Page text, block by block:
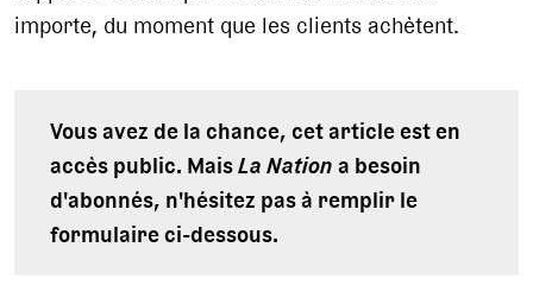
importe, du moment que les clients achètent.
Vous avez de la chance, cet article est en
accès public. MaisLa Nationa besoin
d'abonnés, n'hésitez pas à remplir le
formulaire ci-dessous.